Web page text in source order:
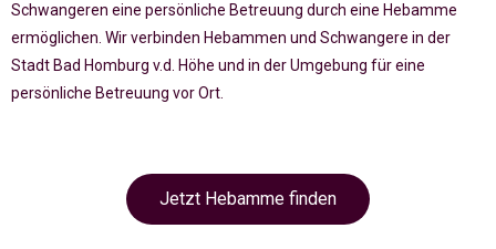
Schwangeren eine persönliche Betreuung durch eine Hebamme
ermöglichen. Wir verbinden Hebammen und Schwangere in der
Stadt Bad Homburg v.d. Höhe und in der Umgebung für eine
persönliche Betreuung vor Ort.
Jetzt Hebamme finden